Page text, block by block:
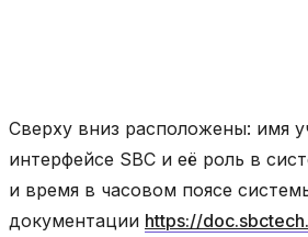
Сверху вниз расположены: имя
интерфейсе SBC и её роль в
и время в часовом поясе
документации https://